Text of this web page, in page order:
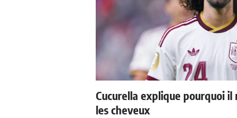
Cucurella explique pourquoi il
les cheveux